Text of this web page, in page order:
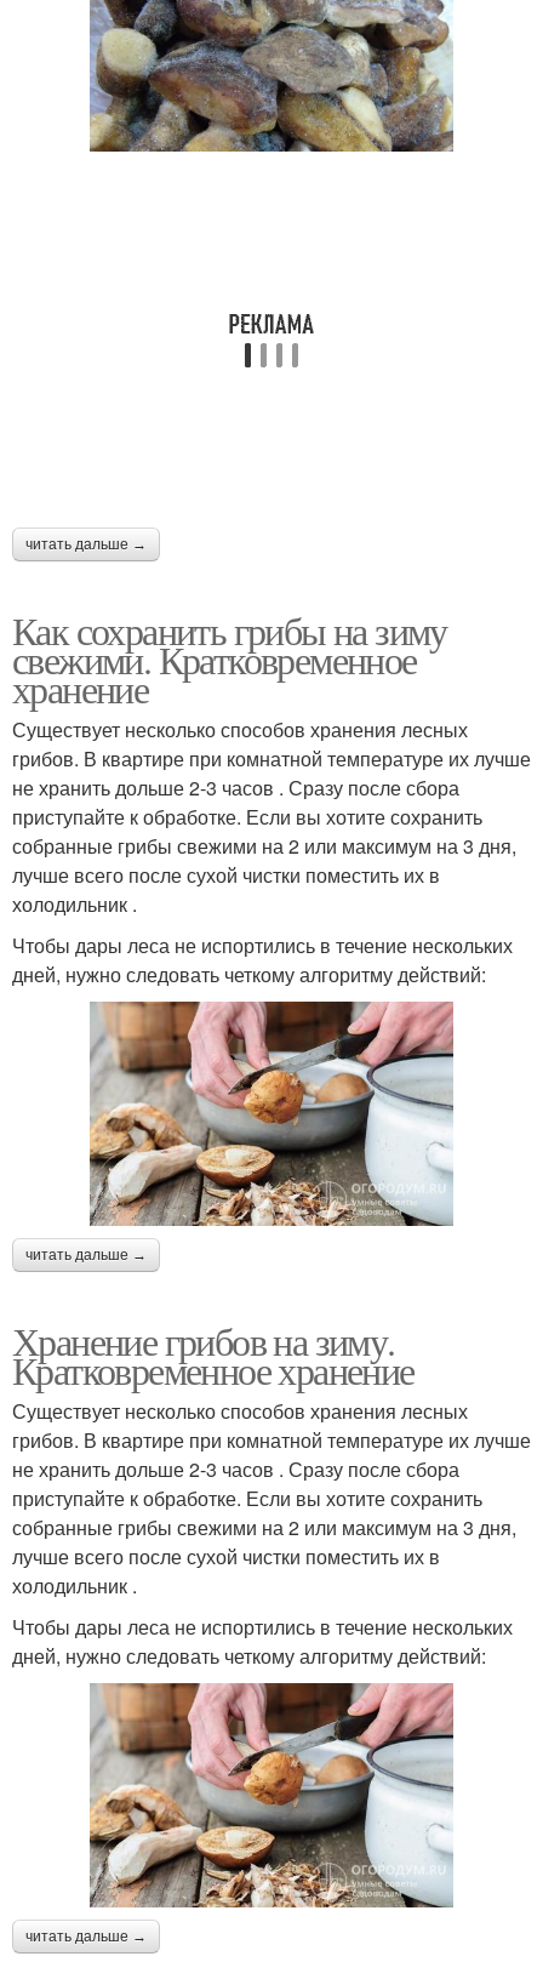
читать дальше →
Как сохранить грибы на зиму
свежими. Кратковременное
хранение
Существует несколько способов хранения лесных
грибов. В квартире при комнатной температуре их лучше
не хранить дольше 2-3 часов . Сразу после сбора
приступайте к обработке. Если вы хотите сохранить
собранные грибы свежими на 2 или максимум на 3 дня,
лучше всего после сухой чистки поместить их в
холодильник .
Чтобы дары леса не испортились в течение нескольких
дней, нужно следовать четкому алгоритму действий:
читать дальше →
Хранение грибов на зиму.
Кратковременное хранение
Существует несколько способов хранения лесных
грибов. В квартире при комнатной температуре их лучше
не хранить дольше 2-3 часов . Сразу после сбора
приступайте к обработке. Если вы хотите сохранить
собранные грибы свежими на 2 или максимум на 3 дня,
лучше всего после сухой чистки поместить их в
холодильник .
Чтобы дары леса не испортились в течение нескольких
дней, нужно следовать четкому алгоритму действий:
читать дальше →